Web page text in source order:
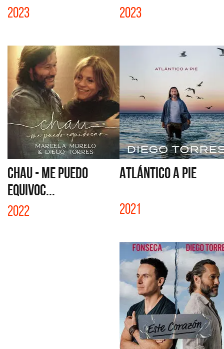
2023 2023
CHAU - ME PUEDO
EQUIVOC...
2022
ATLÁNTICO A PIE
2021